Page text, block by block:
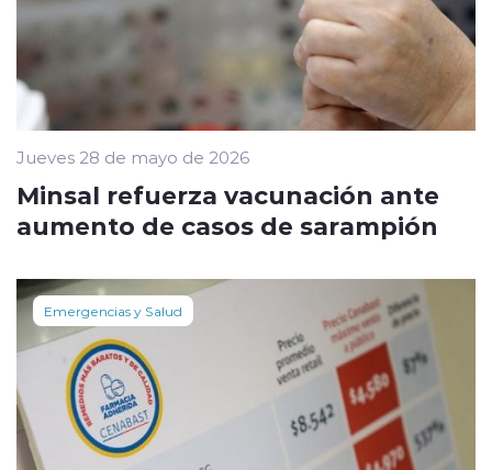
Jueves 28 de mayo de 2026
Minsal refuerza vacunación ante
aumento de casos de sarampión
Emergencias y Salud